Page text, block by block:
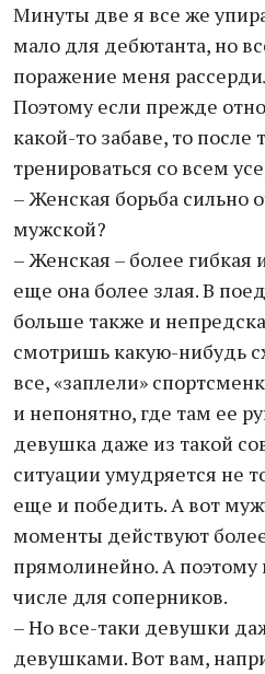
Минуты две я все же
мало для дебютанта, но
поражение меня
Поэтому если прежде
какой-то забаве, то после
тренироваться со всем
– Женская борьба сильно
мужской?
– Женская – более гибкая
еще она более злая. В
больше также и
смотришь какую-нибудь
все, «заплели»
и непонятно, где там ее
девушка даже из такой
ситуации умудряется не
еще и победить. А вот
моменты действуют
прямолинейно. А поэтому
числе для соперников.
– Но все-таки девушки
девушками. Вот вам,